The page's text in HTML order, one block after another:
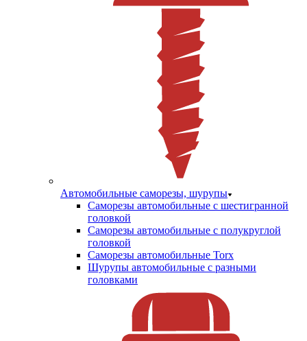
Автомобильные саморезы, шурупы
Саморезы автомобильные с шестигранной
головкой
Саморезы автомобильные с полукруглой
головкой
Саморезы автомобильные Torx
Шурупы автомобильные с разными
головками